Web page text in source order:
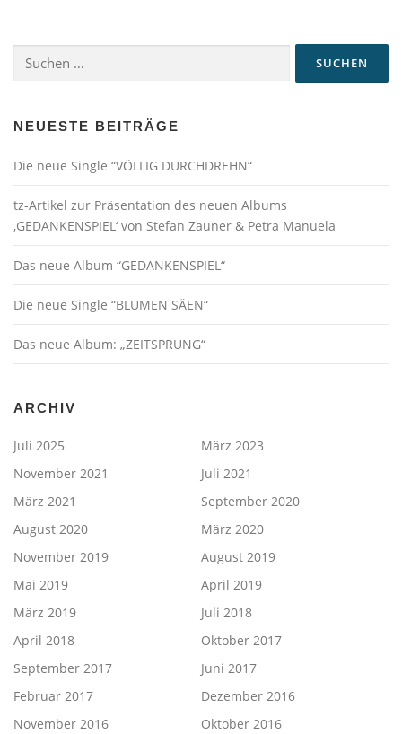
nach:
NEUESTE BEITRÄGE
Die neue Single “VÖLLIG DURCHDREHN“
tz-Artikel zur Präsentation des neuen Albums
‚GEDANKENSPIEL‘ von Stefan Zauner & Petra Manuela
Das neue Album “GEDANKENSPIEL“
Die neue Single “BLUMEN SÄEN“
Das neue Album: „ZEITSPRUNG“
ARCHIV
Juli 2025
März 2023
November 2021
Juli 2021
März 2021
September 2020
August 2020
März 2020
November 2019
August 2019
Mai 2019
April 2019
März 2019
Juli 2018
April 2018
Oktober 2017
September 2017
Juni 2017
Februar 2017
Dezember 2016
November 2016
Oktober 2016